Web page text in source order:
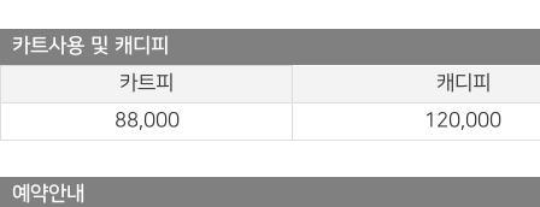
카트사용 및 캐디피
카트피
캐디피
88,000
120,000
예약안내